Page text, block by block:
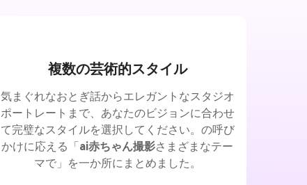
複数の芸術的スタイル
気まぐれなおとぎ話からエレガントなスタジオ
ポートレートまで、あなたのビジョンに合わせ
て完璧なスタイルを選択してください。の呼び
かけに応える「ai赤ちゃん撮影さまざまなテー
マで」を一か所にまとめました。